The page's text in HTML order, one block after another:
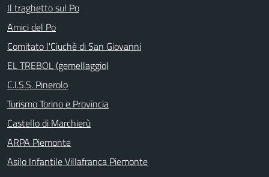
Il traghetto sul Po
Amici del Po
Comitato l'Ciuchè di San Giovanni
EL TREBOL (gemellaggio)
C.I.S.S. Pinerolo
Turismo Torino e Provincia
Castello di Marchierù
ARPA Piemonte
Asilo Infantile Villafranca Piemonte